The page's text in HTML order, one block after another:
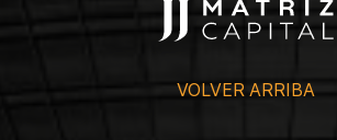
VOLVER ARRIBA